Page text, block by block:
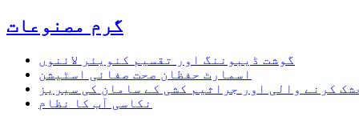
گرم مصنوعات
گوشت ڈیبوننگ اور تقسیم کنویئر لائنوں
اسمارٹ حفظان صحت صفائی اسٹیشن
کرنے والی اور جراثیم کشی کے سامان کی سیریز
نکاسی آب کا نظام